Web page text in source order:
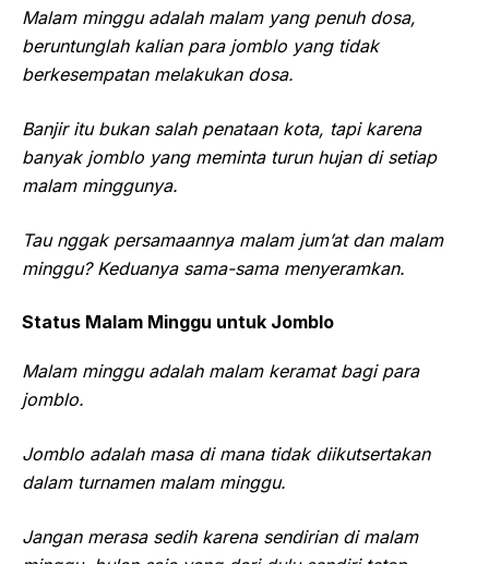
Malam minggu adalah malam yang penuh dosa,
beruntunglah kalian para jomblo yang tidak
berkesempatan melakukan dosa.
Banjir itu bukan salah penataan kota, tapi karena
banyak jomblo yang meminta turun hujan di setiap
malam minggunya.
Tau nggak persamaannya malam jum’at dan malam
minggu? Keduanya sama-sama menyeramkan.
Status Malam Minggu untuk Jomblo
Malam minggu adalah malam keramat bagi para
jomblo.
Jomblo adalah masa di mana tidak diikutsertakan
dalam turnamen malam minggu.
Jangan merasa sedih karena sendirian di malam